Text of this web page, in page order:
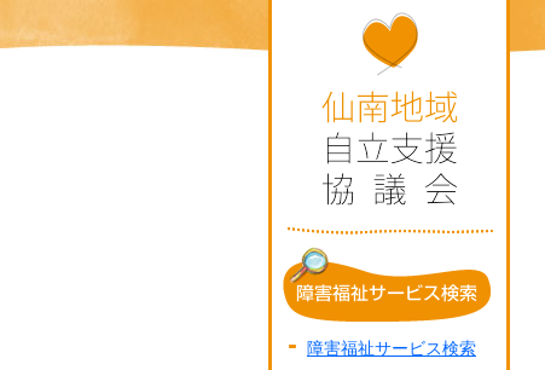
障害福祉サービス検索